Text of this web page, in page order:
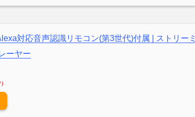
対応音声認識リモコン(第3世代)付属 | ストリーミ
ーヤー